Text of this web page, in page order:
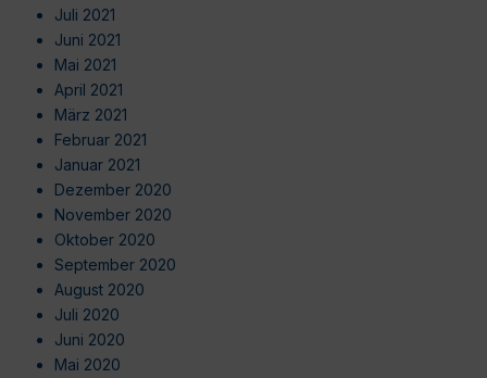
Juli 2021
Juni 2021
Mai 2021
April 2021
März 2021
Februar 2021
Januar 2021
Dezember 2020
November 2020
Oktober 2020
September 2020
August 2020
Juli 2020
Juni 2020
Mai 2020